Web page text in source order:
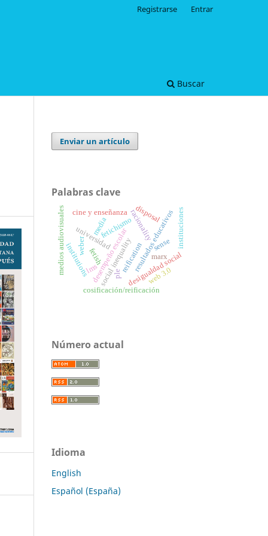
Buscar
Registrarse Entrar
Enviar un artículo
Palabras clave
universidadfetichismoresultados educativos
desempeño escolar
social inequalitydesigualdad social
racionality
weber
institutions
instituciones
fetish
disposal
reification
cosificación/reificación
marx
media
medios audiovisuales cine y enseñanza
ple
lms web 3.0
sense
Número actual
Idioma
English
Español (España)